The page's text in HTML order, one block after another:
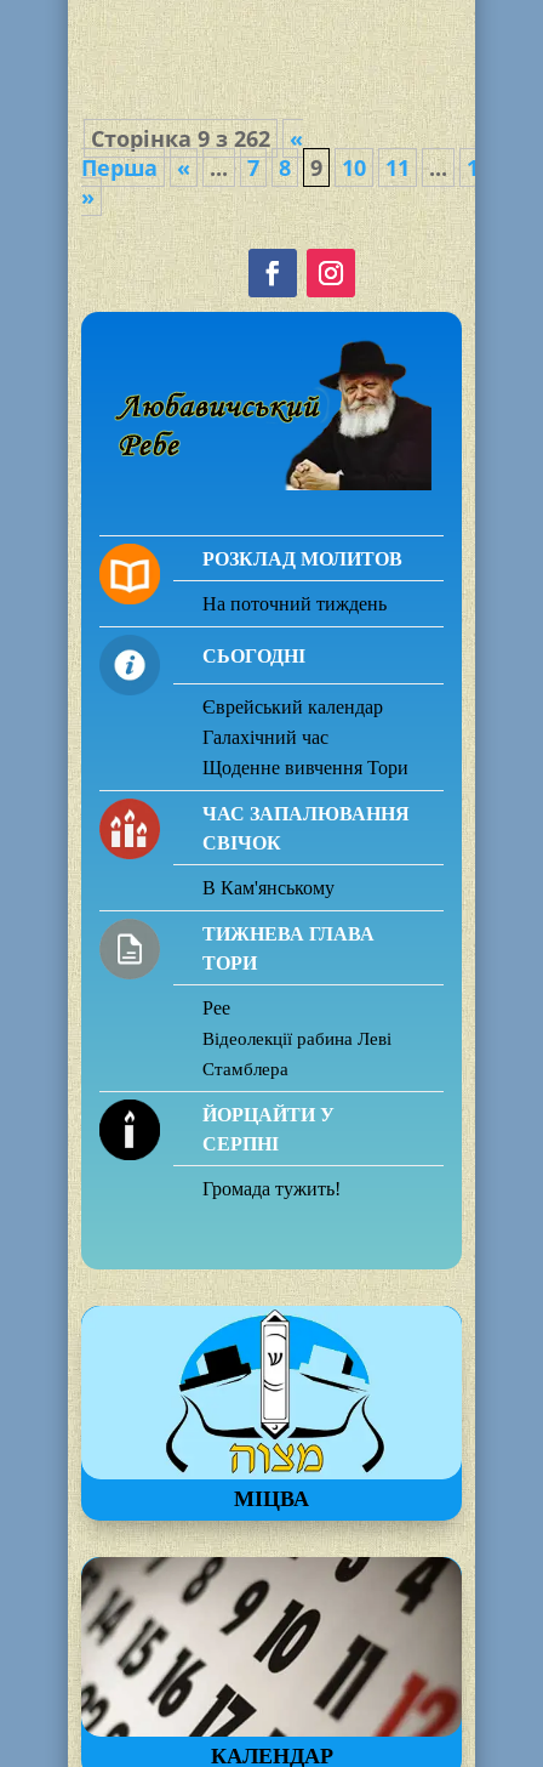
окремо і налічує 22000 осіб чоловічої
статі віком від 1...
Сторінка 9 з 262
«
Перша
« ... 7 8 9 10 11 ... 15
»
РОЗКЛАД МОЛИТОВ
На поточний тиждень
СЬОГОДНІ
Єврейський календар
Галахічний час
Щоденне вивчення Тори
ЧАС ЗАПАЛЮВАННЯ
СВІЧОК
В Кам'янському
ТИЖНЕВА ГЛАВА
ТОРИ
Рее
Відеолекції рабина Леві
Стамблера
ЙОРЦАЙТИ У
СЕРПНІ
Громада тужить!
МІЦВА
КАЛЕНДАР